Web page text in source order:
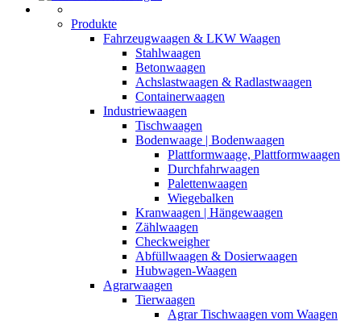
Produkte
Fahrzeugwaagen & LKW Waagen
Stahlwaagen
Betonwaagen
Achslastwaagen & Radlastwaagen
Containerwaagen
Industriewaagen
Tischwaagen
Bodenwaage | Bodenwaagen
Plattformwaage, Plattformwaagen
Durchfahrwaagen
Palettenwaagen
Wiegebalken
Kranwaagen | Hängewaagen
Zählwaagen
Checkweigher
Abfüllwaagen & Dosierwaagen
Hubwagen-Waagen
Agrarwaagen
Tierwaagen
Agrar Tischwaagen vom Waagen